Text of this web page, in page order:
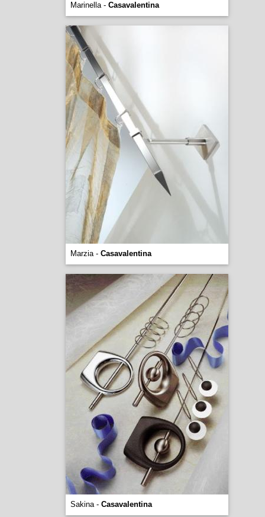
Marinella - Casavalentina
Marzia - Casavalentina
Sakina - Casavalentina